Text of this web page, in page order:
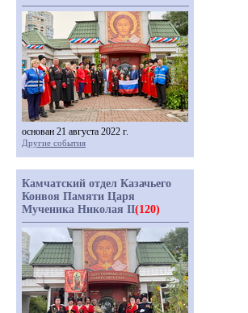
основан 21 августа 2022 г.
Другие события
Камчатский отдел Казачьего
Конвоя Памяти Царя
Мученика Николая II(120)